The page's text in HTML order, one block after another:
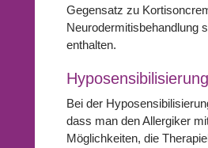
Gegensatz zu
Neurodermitisbehandlung
enthalten.
Hyposensibilisierung
Bei der
dass man den Allergiker
Möglichkeiten, die